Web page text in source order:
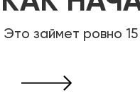
Это займет ровно 15